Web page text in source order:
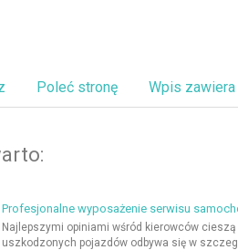
Poleć stronę Wpis zawiera
Profesjonalne wyposażenie serwisu
Najlepszymi opiniami wśród kierowców
uszkodzonych pojazdów odbywa się w